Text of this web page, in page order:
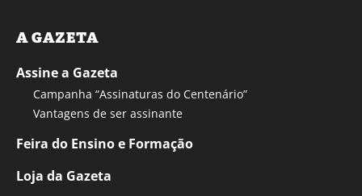
A GAZETA
Assine a Gazeta
Campanha “Assinaturas do Centenário”
Vantagens de ser assinante
Feira do Ensino e Formação
Loja da Gazeta